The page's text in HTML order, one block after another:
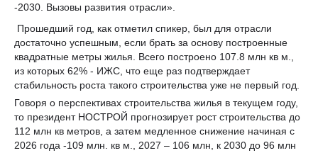
-2030. Вызовы развития отрасли».
Прошедший год, как отметил спикер, был для отрасли
достаточно успешным, если брать за основу построенные
квадратные метры жилья. Всего построено 107.8 млн кв м.,
из которых 62% - ИЖС, что еще раз подтверждает
стабильность роста такого строительства уже не первый год.
Говоря о перспективах строительства жилья в текущем году,
то президент НОСТРОЙ прогнозирует рост строительства до
112 млн кв метров, а затем медленное снижение начиная с
2026 года -109 млн. кв м., 2027 – 106 млн, к 2030 до 96 млн